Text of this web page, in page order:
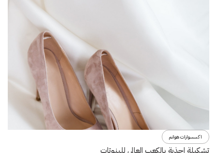
اكسسوارات هوانم
تشكيلة احذية بالكعب العالي للبنوتات